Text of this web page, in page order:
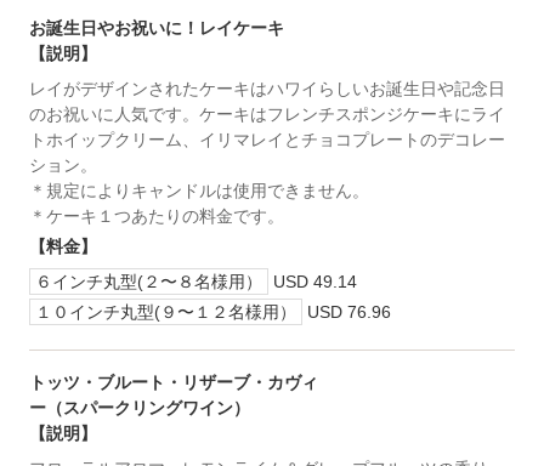
お誕生日やお祝いに！レイケーキ
【説明】
レイがデザインされたケーキはハワイらしいお誕生日や記念日
のお祝いに人気です。ケーキはフレンチスポンジケーキにライ
トホイップクリーム、イリマレイとチョコプレートのデコレー
ション。
＊規定によりキャンドルは使用できません。
＊ケーキ１つあたりの料金です。
【料金】
６インチ丸型(２〜８名様用）
USD 49.14
１０インチ丸型(９〜１２名様用）
USD 76.96
トッツ・ブルート・リザーブ・カヴィ
ー（スパークリングワイン）
【説明】